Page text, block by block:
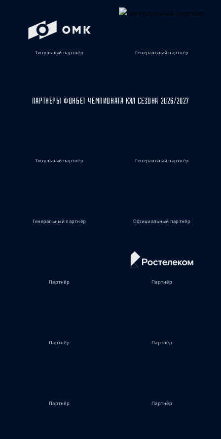
Титульный партнёр Генеральный партнёр
ПАРТНЁРЫ ФОНБЕТ ЧЕМПИОНАТА КХЛ СЕЗОНА 2026/2027
Титульный партнёр Генеральный партнёр
Генеральный партнёр Официальный партнёр
Партнёр Партнёр
Партнёр Партнёр
Партнёр Партнёр